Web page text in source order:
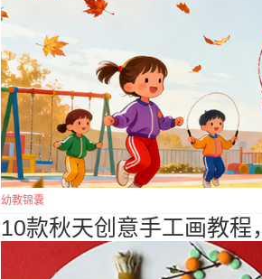
幼教锦囊
10款秋天创意手工画教